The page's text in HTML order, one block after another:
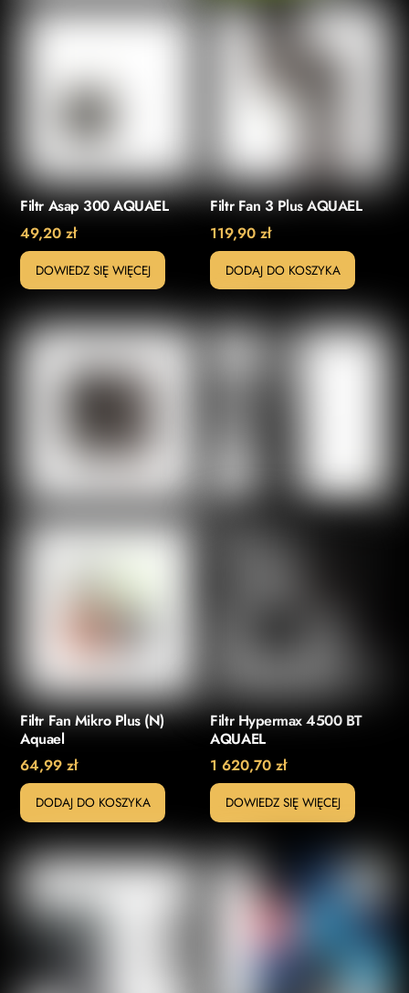
Filtr Asap 300 AQUAEL
49,20zł
DOWIEDZ SIĘ WIĘCEJ
Filtr Fan 3 Plus AQUAEL
119,90zł
DODAJ DO KOSZYKA
Filtr Fan Mikro Plus (N)
Aquael
64,99zł
DODAJ DO KOSZYKA
Filtr Hypermax 4500 BT
AQUAEL
1 620,70zł
DOWIEDZ SIĘ WIĘCEJ